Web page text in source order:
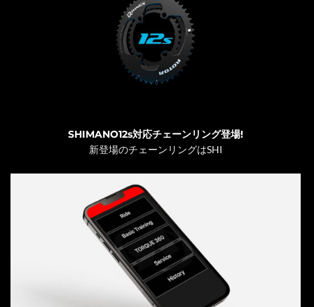
SHIMANO12s対応チェーンリング登場!
新登場のチェーンリングはSHI